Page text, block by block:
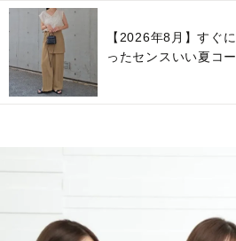
【2026年8月】すぐ
ったセンスいい夏コ